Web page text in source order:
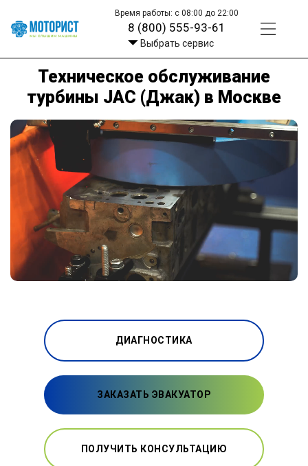
Время работы: с 08:00 до 22:00
8 (800) 555-93-61
Выбрать сервис
Техническое обслуживание
турбины JAC (Джак) в Москве
ДИАГНОСТИКА
ЗАКАЗАТЬ ЭВАКУАТОР
ПОЛУЧИТЬ КОНСУЛЬТАЦИЮ